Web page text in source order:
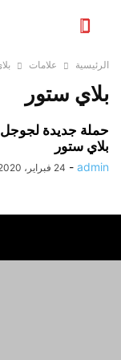
الرئيسية علامات
بلاي ستور
حملة جديدة لجوجل
بلاي ستور
admin
- 24 فبراير، 2020